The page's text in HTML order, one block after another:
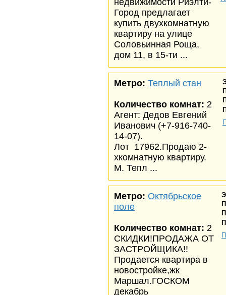
недвижимости Риэлти-
Город предлагает
купить двухкомнатную
квартиру на улице
Соловьинная Роща,
дом 11, в 15-ти ...
Метро: Теплый стан
Количество комнат: 2
Агент: Дедов Евгений
Иванович (+7-916-740-
14-07).
Лот 17962.Продаю 2-
хкомнатную квартиру.
М. Тепл ...
Метро: Октябрьское
поле
Количество комнат: 2
СКИДКИ!ПРОДАЖА ОТ
ЗАСТРОЙЩИКА!!
Продается квартира в
новостройке,жк
Маршал.ГОСКОМ
декабрь